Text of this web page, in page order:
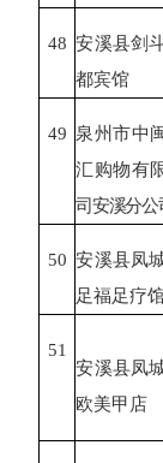
48 安溪县剑
都宾馆
49 泉州市中
汇购物有
司安溪分公
50 安溪县凤
足福足疗
51
安溪县凤
欧美甲店